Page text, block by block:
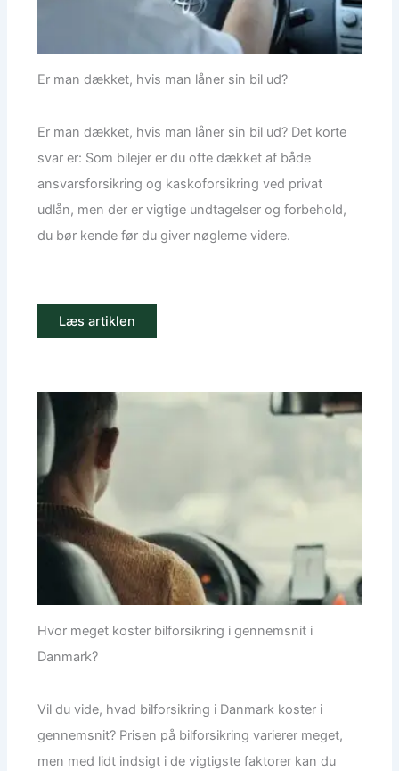
Er man dækket, hvis man låner sin bil ud?
Er man dækket, hvis man låner sin bil ud? Det korte
svar er: Som bilejer er du ofte dækket af både
ansvarsforsikring og kaskoforsikring ved privat
udlån, men der er vigtige undtagelser og forbehold,
du bør kende før du giver nøglerne videre.
Læs artiklen
Hvor meget koster bilforsikring i gennemsnit i
Danmark?
Vil du vide, hvad bilforsikring i Danmark koster i
gennemsnit? Prisen på bilforsikring varierer meget,
men med lidt indsigt i de vigtigste faktorer kan du